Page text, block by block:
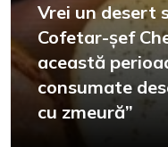
Vrei un desert
Cofetar-șef
această
consumate
cu zmeură”